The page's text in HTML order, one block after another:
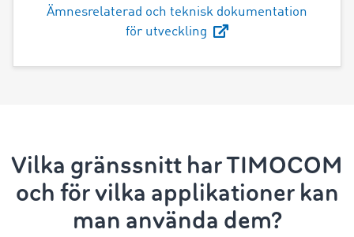
Ämnesrelaterad och teknisk dokumentation
för utveckling
Vilka gränssnitt har TIMOCOM
och för vilka applikationer kan
man använda dem?